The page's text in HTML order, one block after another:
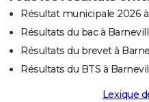
Résultat municipale 2026
Résultats du bac à
Résultats du brevet à
Résultats du BTS à
Lexique